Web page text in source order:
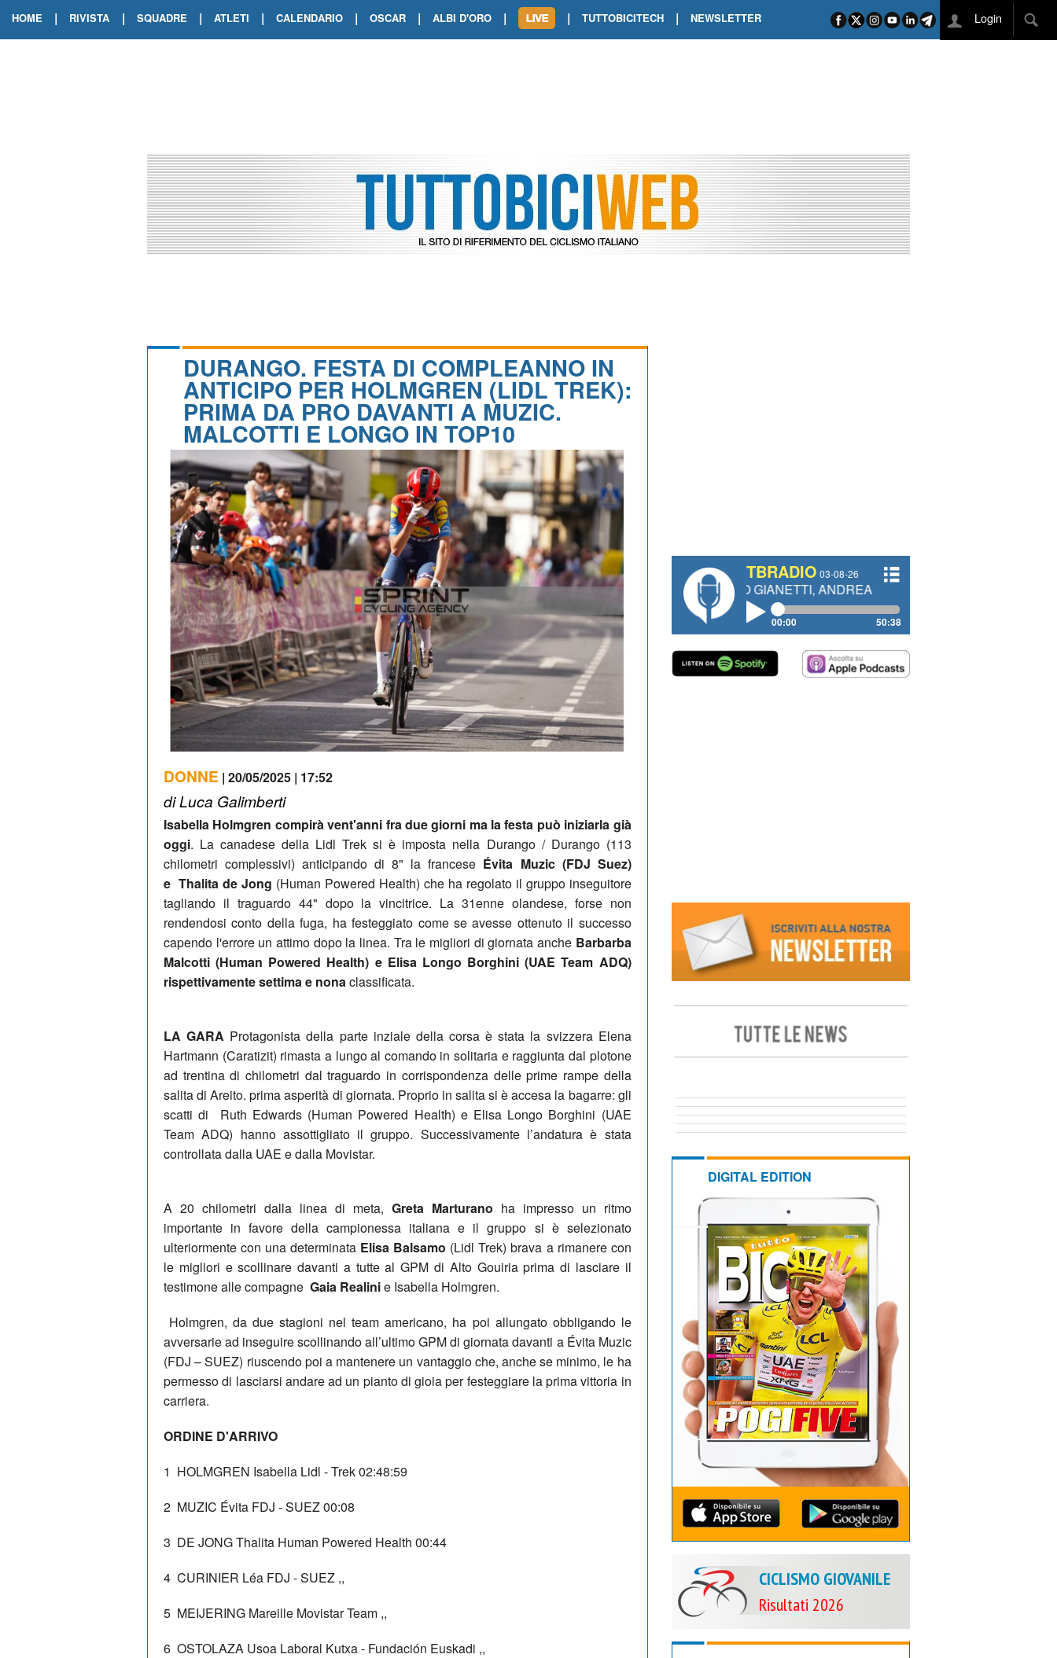
HOME | RIVISTA | SQUADRE | ATLETI | CALENDARIO | OSCAR | ALBI D'ORO |
TOUR DE FRANCE. ORCIERES-MERLETTE INCORONA CARAPAZ
TOUR DE FRANCE. A VOIRON TRIONFO DI PHILIPSEN SU SCHMID E KOOIJ
| TUTTOBICITECH | NEWSLETTER Login
DURANGO. FESTA DI COMPLEANNO IN
ANTICIPO PER HOLMGREN (LIDL TREK):
PRIMA DA PRO DAVANTI A MUZIC.
MALCOTTI E LONGO IN TOP10
DONNE | 20/05/2025 | 17:52
di Luca Galimberti
Isabella Holmgren compirà vent'anni fra due giorni ma la festa può iniziarla già
oggi. La canadese della Lidl Trek si è imposta nella Durango / Durango (113
chilometri complessivi) anticipando di 8" la francese Évita Muzic (FDJ Suez)
e Thalita de Jong (Human Powered Health) che ha regolato il gruppo inseguitore
tagliando il traguardo 44" dopo la vincitrice. La 31enne olandese, forse non
rendendosi conto della fuga, ha festeggiato come se avesse ottenuto il successo
capendo l'errore un attimo dopo la linea. Tra le migliori di giornata anche Barbarba
Malcotti (Human Powered Health) e Elisa Longo Borghini (UAE Team ADQ)
rispettivamente settima e nonaclassificata.
LA GARA Protagonista della parte inziale della corsa è stata la svizzera Elena
Hartmann (Caratizit) rimasta a lungo al comando in solitaria e raggiunta dal plotone
ad trentina di chilometri dal traguardo in corrispondenza delle prime rampe della
salita di Areito. prima asperità di giornata. Proprio in salita si è accesa la bagarre: gli
scatti di
Ruth Edwards (Human Powered Health) e Elisa Longo Borghini (UAE
Team ADQ) hanno assottigliato il gruppo. Successivamente l’andatura è stata
controllata dalla UAE e dalla Movistar.
A 20 chilometri dalla linea di meta, Greta Marturano ha impresso un ritmo
importante in favore della campionessa italiana e il gruppo si è selezionato
ulteriormente con una determinata Elisa Balsamo (Lidl Trek) brava a rimanere con
le migliori e scollinare davanti a tutte al GPM di Alto Gouiria prima di lasciare il
testimone alle compagne Gaia Realinie Isabella Holmgren.
Holmgren, da due stagioni nel team americano, ha poi allungato obbligando le
avversarie ad inseguire scollinando all’ultimo GPM di giornata davanti a Évita Muzic
(FDJ – SUEZ) riuscendo poi a mantenere un vantaggio che, anche se minimo, le ha
permesso di lasciarsi andare ad un pianto di gioia per festeggiare la prima vittoria in
carriera.
ORDINE D'ARRIVO
1 HOLMGREN Isabella Lidl - Trek02:48:59
2 MUZIC Évita FDJ - SUEZ00:08
3 DE JONG Thalita Human Powered Health 00:44
4 CURINIER Léa FDJ - SUEZ ,,
5 MEIJERING Mareille Movistar Team ,,
6 OSTOLAZA Usoa Laboral Kutxa - Fundación Euskadi ,,
TBRADIO 03-08-26
#334 CHARLY WEGELIUS, MAURO GIANETTI, ANDREA VENDRAME, FILIPPO FIORELLI
00:00 50:38
DIGITAL EDITION
CICLISMO GIOVANILE
Risultati 2026